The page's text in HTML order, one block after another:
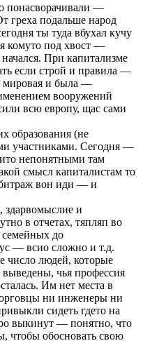
понасворачивали —
греха подальше народ
ты туда вбухал кучу
комуто под хвост —
начался. При капитализме
если строй и правила —
мировая и была —
вооружений
всю европу, щас сами
образования (не
участниками. Сегодня —
непонятными там
смысл капиталистам то
вон иди — и
и
в отчетах, тяпляп во
семейных до
— всио сложно и т.д.
число людей, которые
чья профессия
Им нет места в
ни инженеры ни
сидеть гдето на
выкинут — понятно, что
чтобы обосновать свою